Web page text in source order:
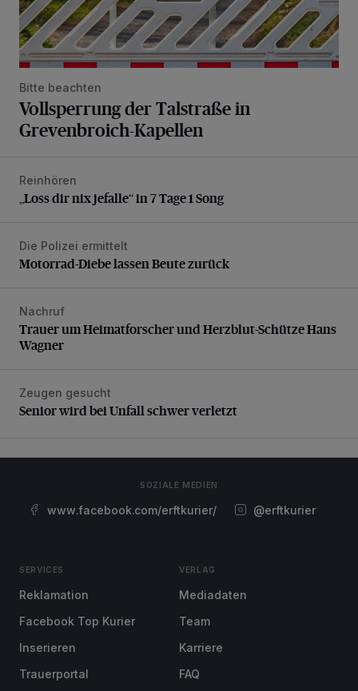
Bitte beachten
Vollsperrung der Talstraße in
Grevenbroich-Kapellen
„Loss dir nix jefalle“ in 7 Tage 1 Song
Reinhören
„Loss dir nix jefalle“ in 7 Tage 1 Song
Motorrad-Diebe lassen Beute zurück
Die Polizei ermittelt
Motorrad-Diebe lassen Beute zurück
Trauer um Heimatforscher und Herzblut-Schütze Hans
Nachruf
Trauer um Heimatforscher und Herzblut-Schütze Hans
Wagner
Senior wird bei Unfall schwer verletzt
Zeugen gesucht
Senior wird bei Unfall schwer verletzt
SOZIALE MEDIEN
www.facebook.com/erftkurier/ @erftkurier
SERVICES
Reklamation
Facebook Top Kurier
Inserieren
Trauerportal
VERLAG
Mediadaten
Team
Karriere
FAQ